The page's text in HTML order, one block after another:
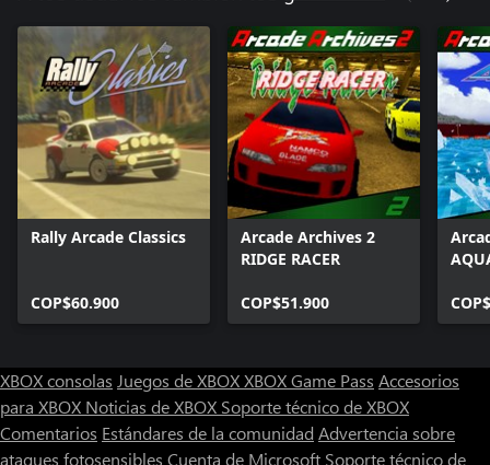
Rally Arcade Classics
COP$60.900
Arcade Archives 2
RIDGE RACER
COP$51.900
XBOX consolas Juegos de XBOXXBOX Game Pass Accesorios
para XBOX Noticias de XBOX Soporte técnico de XBOX
Comentarios Estándares de la comunidad Advertencia sobre
ataques fotosensibles Cuenta de Microsoft Soporte técnico de